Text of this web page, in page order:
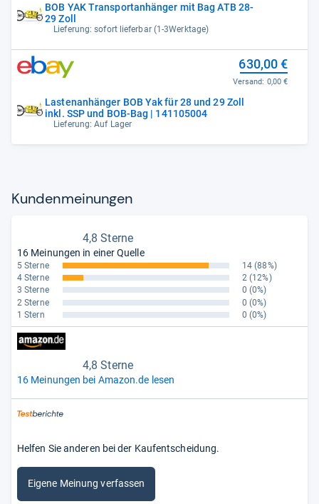
BOB YAK Transportanhänger mit Bag ATB 28-
29 Zoll
Lieferung: sofort lieferbar (1-3Werktage)
Lastenanhänger BOB Yak für 28 und 29 Zoll
inkl. SSP und BOB-Bag | 141105004
Lieferung: Auf Lager
630,00 €
Versand: 0,00 €
Kun­den­mei­nun­gen
4,8 Sterne
16 Meinungen in einer Quelle
5 Sterne 14 (88%)
4 Sterne
2 (12%)
3 Sterne
0 (0%)
2 Sterne
0 (0%)
1 Stern
0 (0%)
4,8 Sterne
16 Meinungen bei Amazon.de lesen
Helfen Sie anderen bei der Kaufentscheidung.
Eigene Meinung verfassen